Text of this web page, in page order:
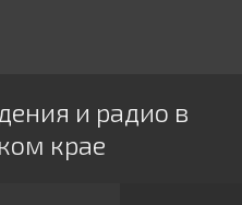
и радио в
крае